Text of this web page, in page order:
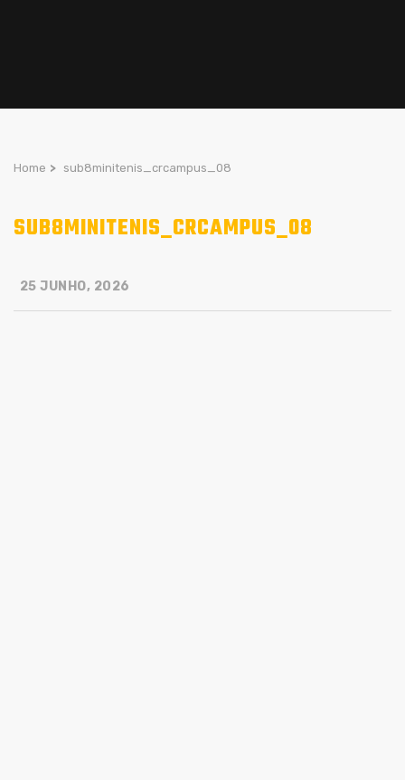
Home > sub8minitenis_crcampus_08
SUB8MINITENIS_CRCAMPUS_08
25 JUNHO, 2026